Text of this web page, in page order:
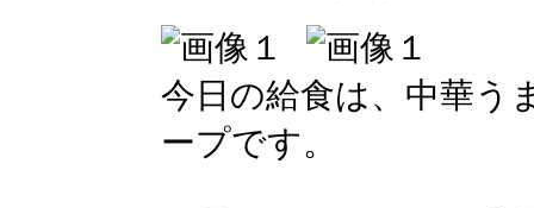
今日の給食は、中華う
ープです。